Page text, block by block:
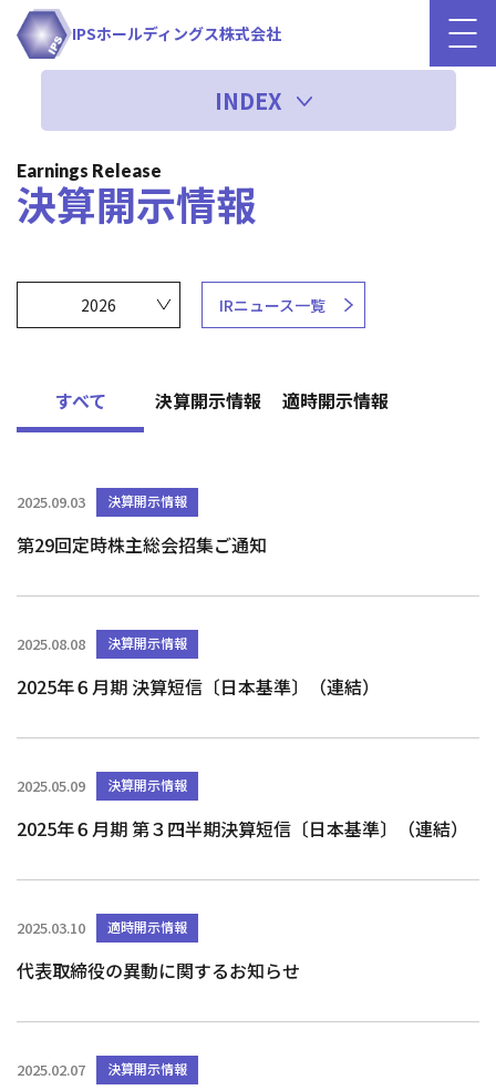
IPSホールディングス株式会社
INDEX
Earnings Release
決算開示情報
年度を選択
IRニュース一覧
すべて 決算開示情報 適時開示情報
2025.09.03 決算開示情報
第29回定時株主総会招集ご通知
2025.08.08 決算開示情報
2025年６月期 決算短信〔日本基準〕（連結）
2025.05.09 決算開示情報
2025年６月期 第３四半期決算短信〔日本基準〕（連結）
2025.03.10 適時開示情報
代表取締役の異動に関するお知らせ
2025.02.07 決算開示情報